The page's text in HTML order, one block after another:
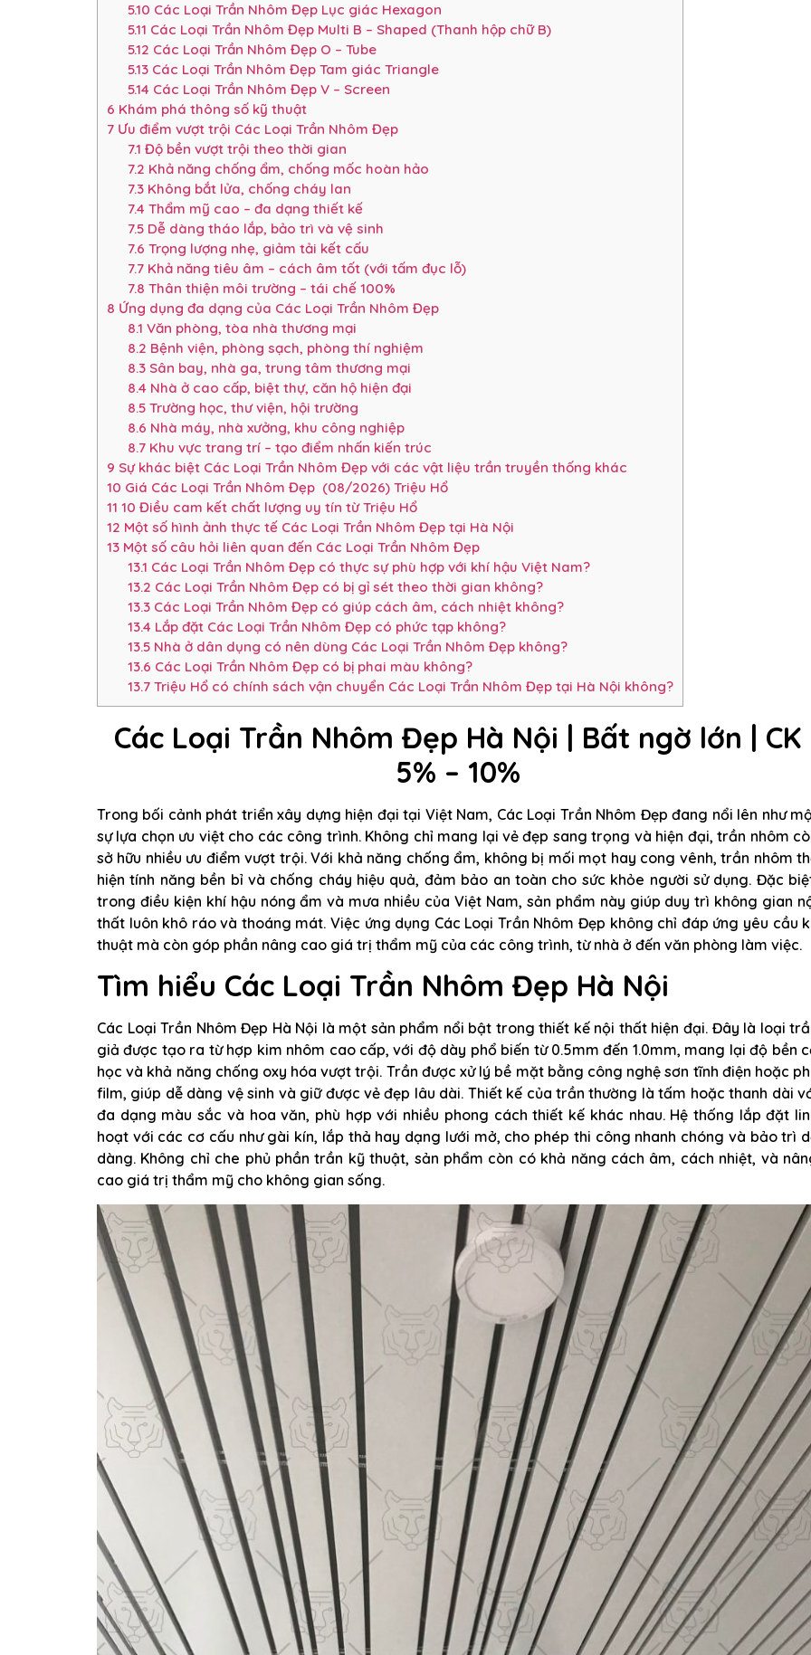
5.10 Các Loại Trần Nhôm Đẹp Lục giác Hexagon
5.11 Các Loại Trần Nhôm Đẹp Multi B – Shaped (Thanh hộp chữ B)
5.12 Các Loại Trần Nhôm Đẹp O – Tube
5.13Các Loại Trần Nhôm Đẹp Tam giác Triangle
5.14 Các Loại Trần Nhôm Đẹp V – Screen
6 Khám phá thông số kỹ thuật
7 Ưu điểm vượt trội Các Loại Trần Nhôm Đẹp
7.1 Độ bền vượt trội theo thời gian
7.2 Khả năng chống ẩm, chống mốc hoàn hảo
7.3Không bắt lửa, chống cháy lan
7.4 Thẩm mỹ cao – đa dạng thiết kế
7.5Dễ dàng tháo lắp, bảo trì và vệ sinh
7.6 Trọng lượng nhẹ, giảm tải kết cấu
7.7Khả năng tiêu âm – cách âm tốt (với tấm đục lỗ)
7.8 Thân thiện môi trường – tái chế 100%
8 Ứng dụng đa dạng của Các Loại Trần Nhôm Đẹp
8.1 Văn phòng, tòa nhà thương mại
8.2 Bệnh viện, phòng sạch, phòng thí nghiệm
8.3Sân bay, nhà ga, trung tâm thương mại
8.4 Nhà ở cao cấp, biệt thự, căn hộ hiện đại
8.5Trường học, thư viện, hội trường
8.6 Nhà máy, nhà xưởng, khu công nghiệp
8.7Khu vực trang trí – tạo điểm nhấn kiến trúc
9 Sự khác biệt Các Loại Trần Nhôm Đẹp với các vật liệu trần truyền thống khác
10 Giá Các Loại Trần Nhôm Đẹp (08/2026) Triệu Hổ
11 10 Điều cam kết chất lượng uy tín từ Triệu Hổ
12 Một số hình ảnh thực tế Các Loại Trần Nhôm Đẹp tại Hà Nội
13 Một số câu hỏi liên quan đến Các Loại Trần Nhôm Đẹp
13.1 Các Loại Trần Nhôm Đẹp có thực sự phù hợp với khí hậu Việt Nam?
13.2 Các Loại Trần Nhôm Đẹp có bị gỉ sét theo thời gian không?
13.3Các Loại Trần Nhôm Đẹp có giúp cách âm, cách nhiệt không?
13.4 Lắp đặt Các Loại Trần Nhôm Đẹp có phức tạp không?
13.5Nhà ở dân dụng có nên dùng Các Loại Trần Nhôm Đẹp không?
13.6 Các Loại Trần Nhôm Đẹp có bị phai màu không?
13.7Triệu Hổ có chính sách vận chuyển Các Loại Trần Nhôm Đẹp tại Hà Nội không?
Các Loại Trần Nhôm Đẹp Hà Nội | Bất ngờ lớn | CK
5% – 10%
Trong bối cảnh phát triển xây dựng hiện đại tại Việt Nam, Các Loại Trần Nhôm Đẹp đang nổi lên như
sự lựa chọn ưu việt cho các công trình. Không chỉ mang lại vẻ đẹp sang trọng và hiện đại, trần nhôm
sở hữu nhiều ưu điểm vượt trội. Với khả năng chống ẩm, không bị mối mọt hay cong vênh, trần nhôm
hiện tính năng bền bỉ và chống cháy hiệu quả, đảm bảo an toàn cho sức khỏe người sử dụng. Đặc
trong điều kiện khí hậu nóng ẩm và mưa nhiều của Việt Nam, sản phẩm này giúp duy trì không gian
thất luôn khô ráo và thoáng mát. Việc ứng dụng Các Loại Trần Nhôm Đẹp không chỉ đáp ứng yêu cầu
thuật mà còn góp phần nâng cao giá trị thẩm mỹ của các công trình, từ nhà ở đến văn phòng làm việc.
Tìm hiểu Các Loại Trần Nhôm Đẹp Hà Nội
Các Loại Trần Nhôm Đẹp Hà Nội là một sản phẩm nổi bật trong thiết kế nội thất hiện đại. Đây là loại
giả được tạo ra từ hợp kim nhôm cao cấp, với độ dày phổ biến từ 0.5mm đến 1.0mm, mang lại độ bền
học và khả năng chống oxy hóa vượt trội. Trần được xử lý bề mặt bằng công nghệ sơn tĩnh điện hoặc
film, giúp dễ dàng vệ sinh và giữ được vẻ đẹp lâu dài. Thiết kế của trần thường là tấm hoặc thanh dài
đa dạng màu sắc và hoa văn, phù hợp với nhiều phong cách thiết kế khác nhau. Hệ thống lắp đặt
hoạt với các cơ cấu như gài kín, lắp thả hay dạng lưới mở, cho phép thi công nhanh chóng và bảo trì
dàng. Không chỉ che phủ phần trần kỹ thuật, sản phẩm còn có khả năng cách âm, cách nhiệt, và
cao giá trị thẩm mỹ cho không gian sống.